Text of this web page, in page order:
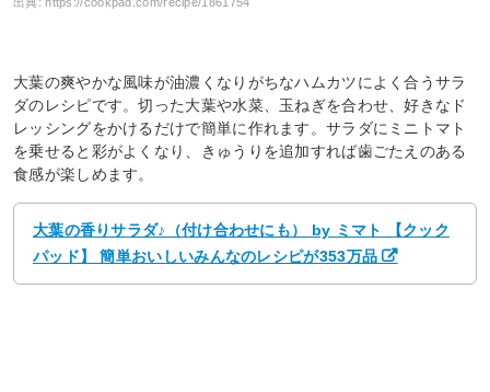
大葉の爽やかな風味が油濃くなりがちなハムカツによく合うサラ
ダのレシピです。切った大葉や水菜、玉ねぎを合わせ、好きなド
レッシングをかけるだけで簡単に作れます。サラダにミニトマト
を乗せると彩がよくなり、きゅうりを追加すれば歯ごたえのある
食感が楽しめます。
大葉の香りサラダ♪（付け合わせにも） by ミマト 【クック
パッド】 簡単おいしいみんなのレシピが353万品